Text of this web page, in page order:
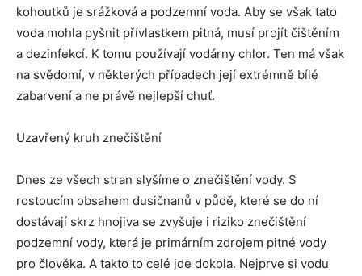
kohoutků je srážková a podzemní voda. Aby se však tato
voda mohla pyšnit přívlastkem pitná, musí projít čištěním
a dezinfekcí. K tomu používají vodárny chlor. Ten má však
na svědomí, v některých případech její extrémně bílé
zabarvení a ne právě nejlepší chuť.
Uzavřený kruh znečištění
Dnes ze všech stran slyšíme o znečištění vody. S
rostoucím obsahem dusičnanů v půdě, které se do ní
dostávají skrz hnojiva se zvyšuje i riziko znečištění
podzemní vody, která je primárním zdrojem pitné vody
pro člověka. A takto to celé jde dokola. Nejprve si vodu